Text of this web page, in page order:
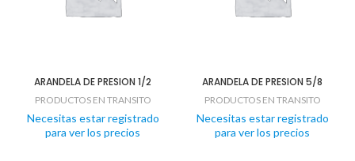
ARANDELA DE PRESION 1/2
PRODUCTOS EN TRANSITO
Necesitas estar registrado
para ver los precios
ARANDELA DE PRESION 5/8
PRODUCTOS EN TRANSITO
Necesitas estar registrado
para ver los precios